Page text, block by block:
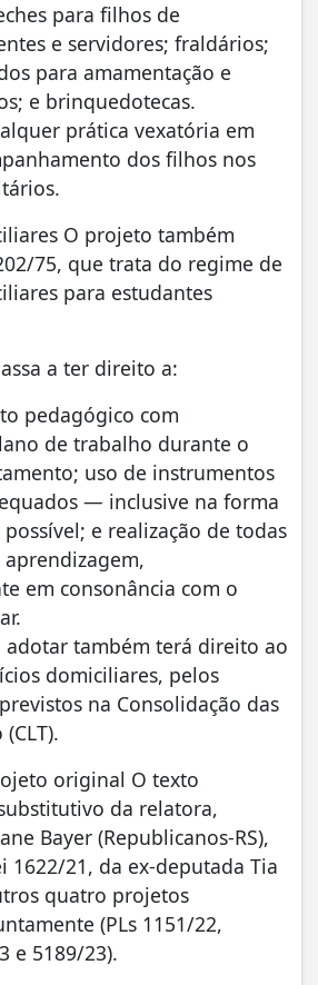
para filhos de
e servidores; fraldários;
para amamentação e
e brinquedotecas.
prática vexatória em
dos filhos nos
O projeto também
75, que trata do regime de
para estudantes
a ter direito a:
pedagógico com
de trabalho durante o
uso de instrumentos
— inclusive na forma
e realização de todas
aprendizagem,
em consonância com o
adotar também terá direito ao
domiciliares, pelos
na Consolidação das
original O texto
da relatora,
Bayer (Republicanos-RS),
1622/21, da ex-deputada Tia
quatro projetos
(PLs 1151/22,
e 5189/23).